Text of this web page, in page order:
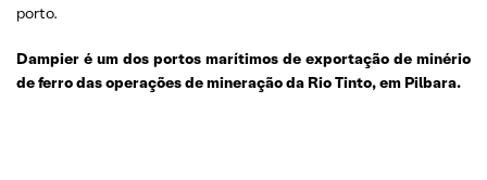
porto.
Dampier é um dos portos marítimos de exportação de minério
de ferro das operações de mineração da Rio Tinto, em Pilbara.